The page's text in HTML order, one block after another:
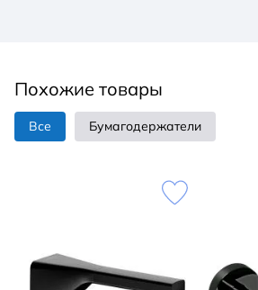
Похожие товары
Все Бумагодержатели